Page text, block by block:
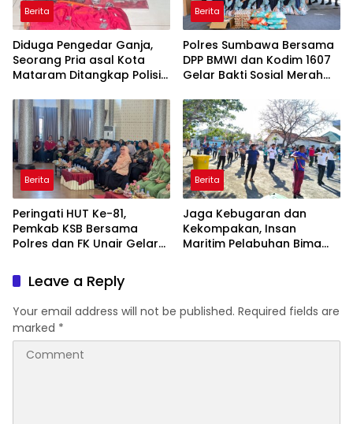
Berita
Diduga Pengedar Ganja,
Seorang Pria asal Kota
Mataram Ditangkap Polisi
Berita
Polres Sumbawa Bersama
DPP BMWI dan Kodim 1607
Gelar Bakti Sosial Merah
Hidayatullah
Berita
Peringati HUT Ke-81,
Pemkab KSB Bersama
Polres dan FK Unair Gelar
Hari Pertama Kehidupan”
Berita
Jaga Kebugaran dan
Kekompakan, Insan
Maritim Pelabuhan Bima
Leave a Reply
Your email address will not be published. Required fields are
marked *